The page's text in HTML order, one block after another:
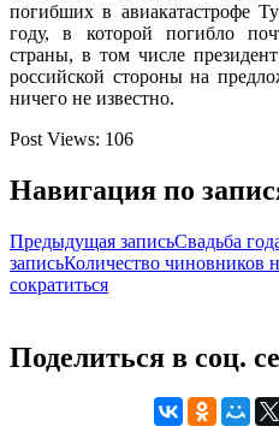
погибших в авиакатастрофе
году, в которой погибло
страны, в том числе
российской стороны на
ничего не известно.
Post Views: 106
Навигация по
Предыдущая записьСвадьба
записьКоличество чиновников
сократиться
Поделиться в соц.